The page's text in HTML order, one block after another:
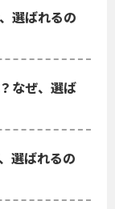
選ばれるの
なぜ、選ば
選ばれるの